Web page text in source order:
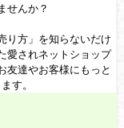
せんか？
り方」を知らないだけ
愛されネットショップ
友達やお客様にもっと
す。